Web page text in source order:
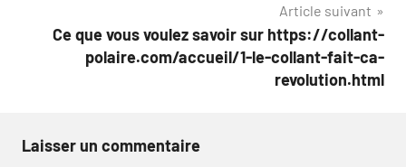
Article suivant
Ce que vous voulez savoir sur https://collant-
polaire.com/accueil/1-le-collant-fait-ca-
revolution.html
Laisser un commentaire